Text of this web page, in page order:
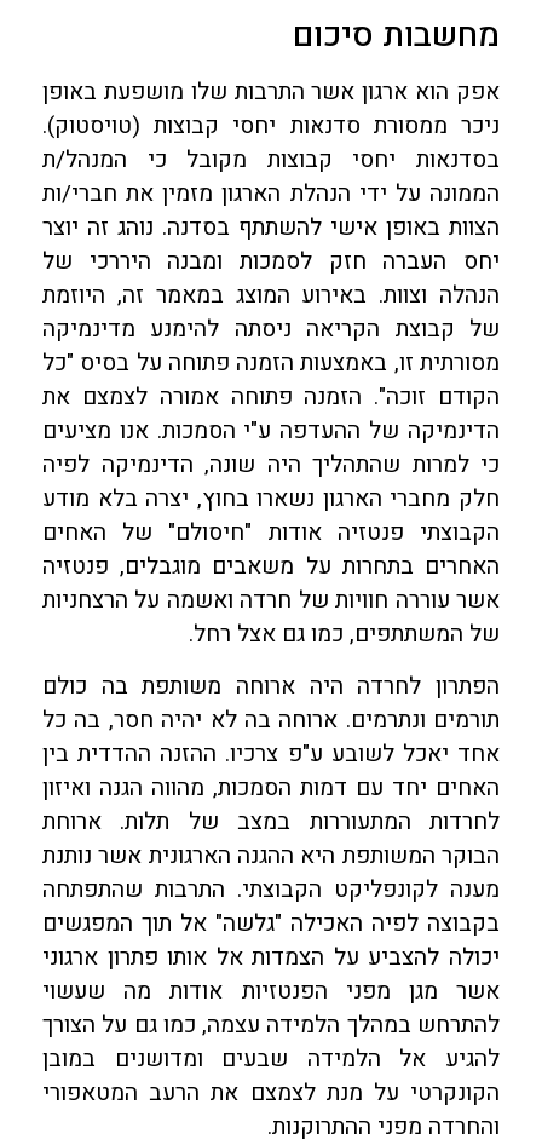
מחשבות סיכום
אפק הוא ארגון אשר התרבות שלו מושפעת באופן
ניכר ממסורת סדנאות יחסי קבוצות (טויסטוק).
בסדנאות יחסי קבוצות מקובל כי המנהל/ת
הממונה על ידי הנהלת הארגון מזמין את חברי/ות
הצוות באופן אישי להשתתף בסדנה. נוהג זה יוצר
יחס העברה חזק לסמכות ומבנה היררכי של
הנהלה וצוות. באירוע המוצג במאמר זה, היוזמת
של קבוצת הקריאה ניסתה להימנע מדינמיקה
מסורתית זו, באמצעות הזמנה פתוחה על בסיס "כל
הקודם זוכה". הזמנה פתוחה אמורה לצמצם את
הדינמיקה של ההעדפה ע"י הסמכות. אנו מציעים
כי למרות שהתהליך היה שונה, הדינמיקה לפיה
חלק מחברי הארגון נשארו בחוץ, יצרה בלא מודע
הקבוצתי פנטזיה אודות "חיסולם" של האחים
האחרים בתחרות על משאבים מוגבלים, פנטזיה
אשר עוררה חוויות של חרדה ואשמה על הרצחניות
של המשתתפים, כמו גם אצל רחל.
הפתרון לחרדה היה ארוחה משותפת בה כולם
תורמים ונתרמים. ארוחה בה לא יהיה חסר, בה כל
אחד יאכל לשובע ע"פ צרכיו. ההזנה ההדדית בין
האחים יחד עם דמות הסמכות, מהווה הגנה ואיזון
לחרדות המתעוררות במצב של תלות. ארוחת
הבוקר המשותפת היא ההגנה הארגונית אשר נותנת
מענה לקונפליקט הקבוצתי. התרבות שהתפתחה
בקבוצה לפיה האכילה "גלשה" אל תוך המפגשים
יכולה להצביע על הצמדות אל אותו פתרון ארגוני
אשר מגן מפני הפנטזיות אודות מה שעשוי
להתרחש במהלך הלמידה עצמה, כמו גם על הצורך
להגיע אל הלמידה שבעים ומדושנים במובן
הקונקרטי על מנת לצמצם את הרעב המטאפורי
והחרדה מפני ההתרוקנות.